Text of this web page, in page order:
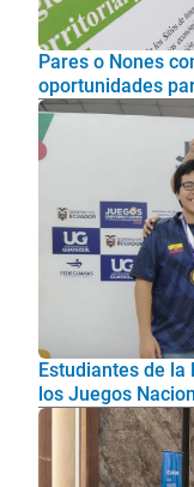
Pares o Nones
oportunidades
Estudiantes de la
los Juegos